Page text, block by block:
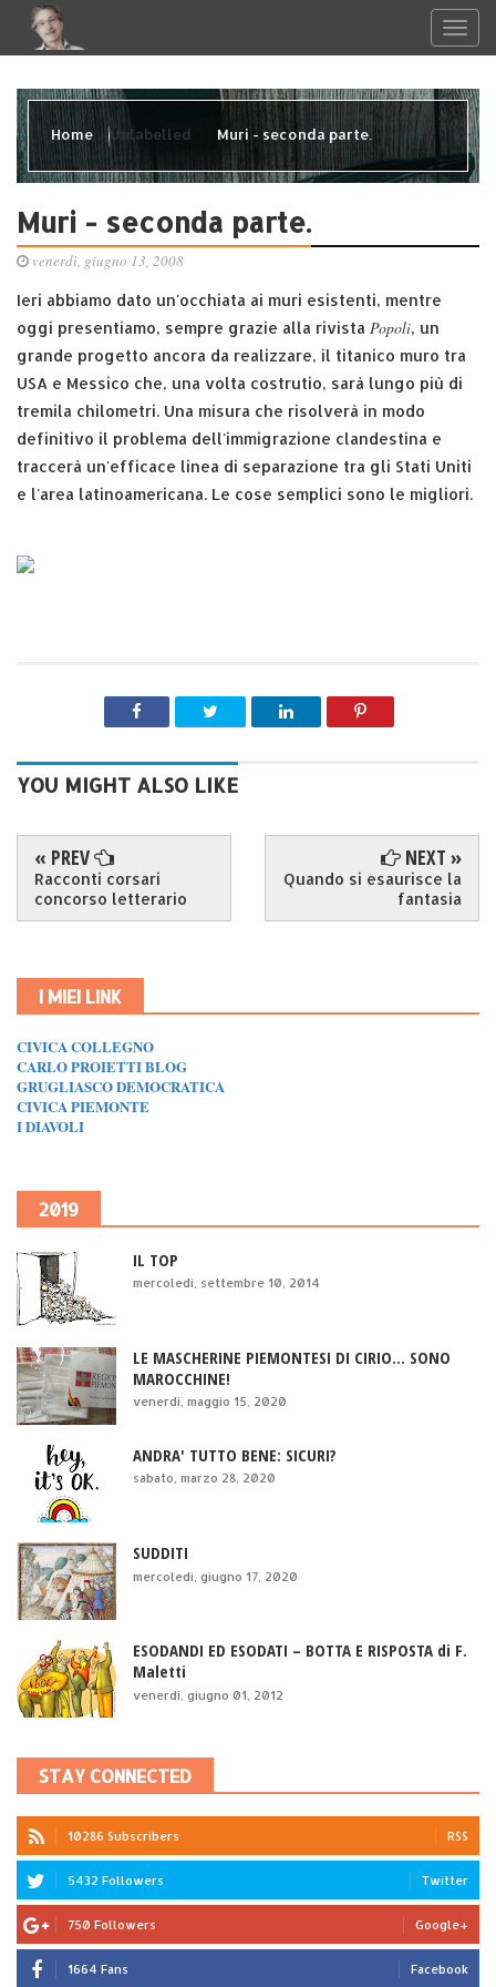
Home Unlabelled Muri - seconda parte.
Muri - seconda parte.
venerdì, giugno 13, 2008
Ieri abbiamo dato un'occhiata ai muri esistenti, mentre
oggi presentiamo, sempre grazie alla rivista Popoli, un
grande progetto ancora da realizzare, il titanico muro tra
USA e Messico che, una volta costrutio, sarà lungo più di
tremila chilometri. Una misura che risolverà in modo
definitivo il problema dell'immigrazione clandestina e
traccerà un'efficace linea di separazione tra gli Stati Uniti
e l'area latinoamericana. Le cose semplici sono le migliori.
YOU MIGHT ALSO LIKE
« PREV
Racconti corsari
concorso letterario
NEXT »
Quando si esaurisce la
fantasia
I MIEI LINK
CIVICA COLLEGNO
CARLO PROIETTI BLOG
GRUGLIASCO DEMOCRATICA
CIVICA PIEMONTE
I DIAVOLI
2019
IL TOP
mercoledì, settembre 10, 2014
LE MASCHERINE PIEMONTESI DI CIRIO... SONO
MAROCCHINE!
venerdì, maggio 15, 2020
ANDRA' TUTTO BENE: SICURI?
sabato, marzo 28, 2020
SUDDITI
mercoledì, giugno 17, 2020
ESODANDI ED ESODATI – BOTTA E RISPOSTA di F.
Maletti
venerdì, giugno 01, 2012
STAY CONNECTED
10286 Subscribers RSS
5432 Followers Twitter
750 Followers Google+
1664 Fans Facebook